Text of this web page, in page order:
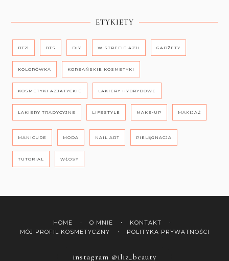
ETYKIETY
BT21 BTS DIY W STREFIE AZJI GADŻETY
KOLORÓWKA KOREAŃSKIE KOSMETYKI
KOSMETYKI AZJATYCKIE LAKIERY HYBRYDOWE
LAKIERY TRADYCYJNE LIFESTYLE MAKE-UP MAKIJAŻ
MANICURE MODA NAIL ART PIELĘGNACJA
TUTORIAL WŁOSY
HOME O MNIE
KONTAKT
MÓJ PROFIL KOSMETYCZNY
POLITYKA PRYWATNOŚCI
instagram @iliz_beauty